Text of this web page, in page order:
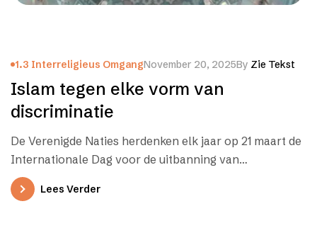
1.3 Interreligieus OmgangNovember 20, 2025By Zie Tekst
Islam tegen elke vorm van
discriminatie
De Verenigde Naties herdenken elk jaar op 21 maart de
Internationale Dag voor de uitbanning van
rassendiscrinimatie. Op deze dag,…
Lees Verder